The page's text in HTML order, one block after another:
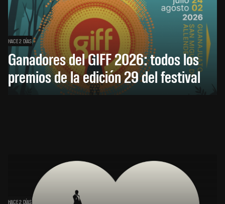
HACE 2 DÍAS
Ganadores del GIFF 2026: todos los
premios de la edición 29 del festival
HACE 2 DÍAS